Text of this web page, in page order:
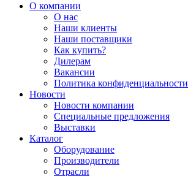
О компании
О нас
Наши клиенты
Наши поставщики
Как купить?
Дилерам
Вакансии
Политика конфиденциальности
Новости
Новости компании
Специальные предложения
Выставки
Каталог
Оборудование
Производители
Отрасли